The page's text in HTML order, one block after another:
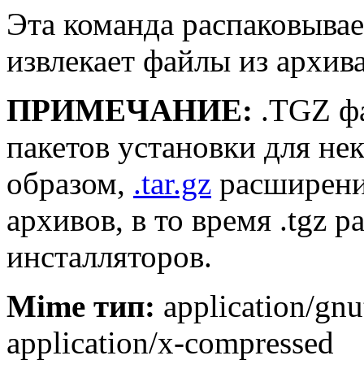
Эта команда
извлекает файлы из
ПРИМЕЧАНИЕ: .TGZ
пакетов установки для
образом, .tar.gz
архивов, в то время .tgz
инсталляторов.
Mime тип: application/
application/x-compressed